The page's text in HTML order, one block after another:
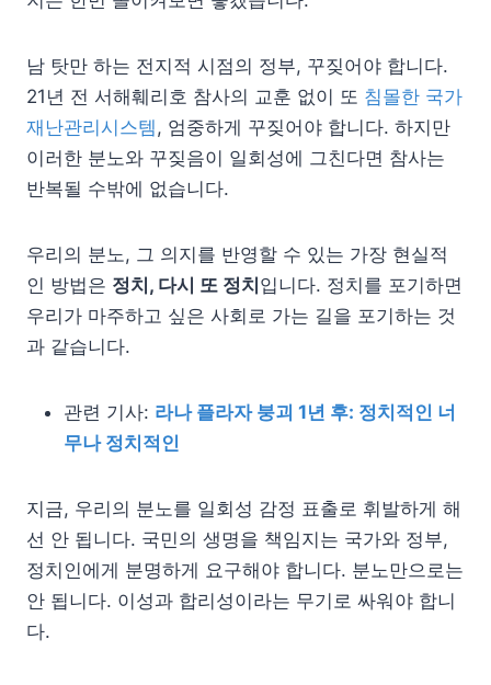
남 탓만 하는 전지적 시점의 정부, 꾸짖어야 합니다.
21년 전 서해훼리호 참사의 교훈 없이 또 침몰한 국가
재난관리시스템, 엄중하게 꾸짖어야 합니다. 하지만
이러한 분노와 꾸짖음이 일회성에 그친다면 참사는
반복될 수밖에 없습니다.
우리의 분노, 그 의지를 반영할 수 있는 가장 현실적
인 방법은 정치, 다시 또 정치 입니다. 정치를 포기하면
우리가 마주하고 싶은 사회로 가는 길을 포기하는 것
과 같습니다.
관련 기사: 라나 플라자 붕괴 1년 후: 정치적인 너
무나 정치적인
지금, 우리의 분노를 일회성 감정 표출로 휘발하게 해
선 안 됩니다. 국민의 생명을 책임지는 국가와 정부,
정치인에게 분명하게 요구해야 합니다. 분노만으로는
안 됩니다. 이성과 합리성이라는 무기로 싸워야 합니
다.